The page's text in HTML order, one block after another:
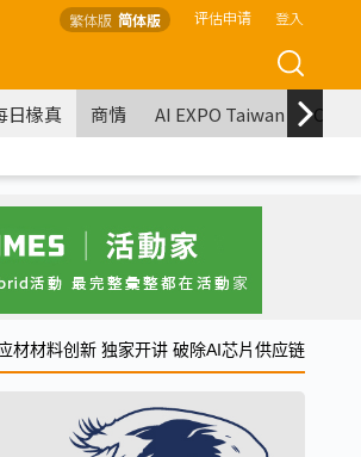
繁体版 简体版 评估申请 登入
日椽真 商情 AI EXPO Taiwan
材材料创新 独家开讲 破除AI芯片供应链